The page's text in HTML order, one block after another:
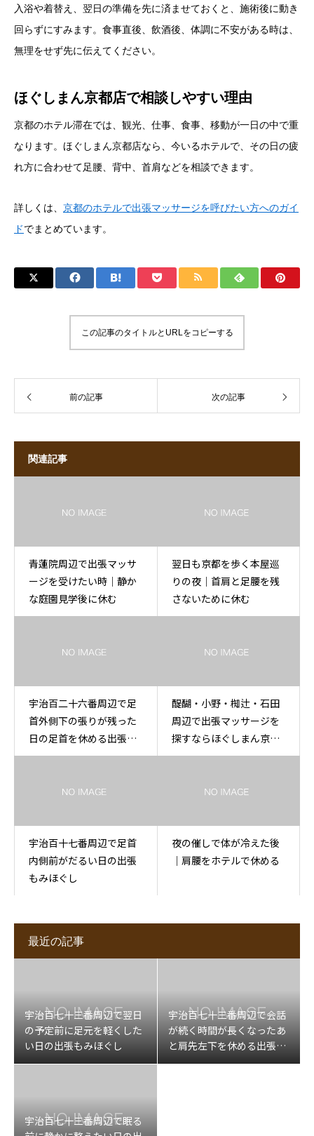
入浴や着替え、翌日の準備を先に済ませておくと、施術後に動き
回らずにすみます。食事直後、飲酒後、体調に不安がある時は、
無理をせず先に伝えてください。
ほぐしまん京都店で相談しやすい理由
京都のホテル滞在では、観光、仕事、食事、移動が一日の中で重
なります。ほぐしまん京都店なら、今いるホテルで、その日の疲
れ方に合わせて足腰、背中、首肩などを相談できます。
詳しくは、 京都のホテルで出張マッサージを呼びたい方へのガイ
ドでまとめています。
この記事のタイトルとURLをコピーする
前の記事 次の記事
関連記事
青蓮院周辺で出張マッサ
ージを受けたい時｜静か
な庭園見学後に休む
翌日も京都を歩く本屋巡
りの夜｜首肩と足腰を残
さないために休む
宇治百二十六番周辺で足
首外側下の張りが残った
日の足首を休める出張も
みほぐし
醍醐・小野・椥辻・石田
周辺で出張マッサージを
探すならほぐしまん京都
店へ
宇治百十七番周辺で足首
内側前がだるい日の出張
もみほぐし
夜の催しで体が冷えた後
｜肩腰をホテルで休める
最近の記事
宇治百七十三番周辺で翌日
の予定前に足元を軽くした
い日の出張もみほぐし
宇治百七十三番周辺で会話
が続く時間が長くなったあ
と肩先左下を休める出張マ
ッサージ
宇治百七十三番周辺で眠る